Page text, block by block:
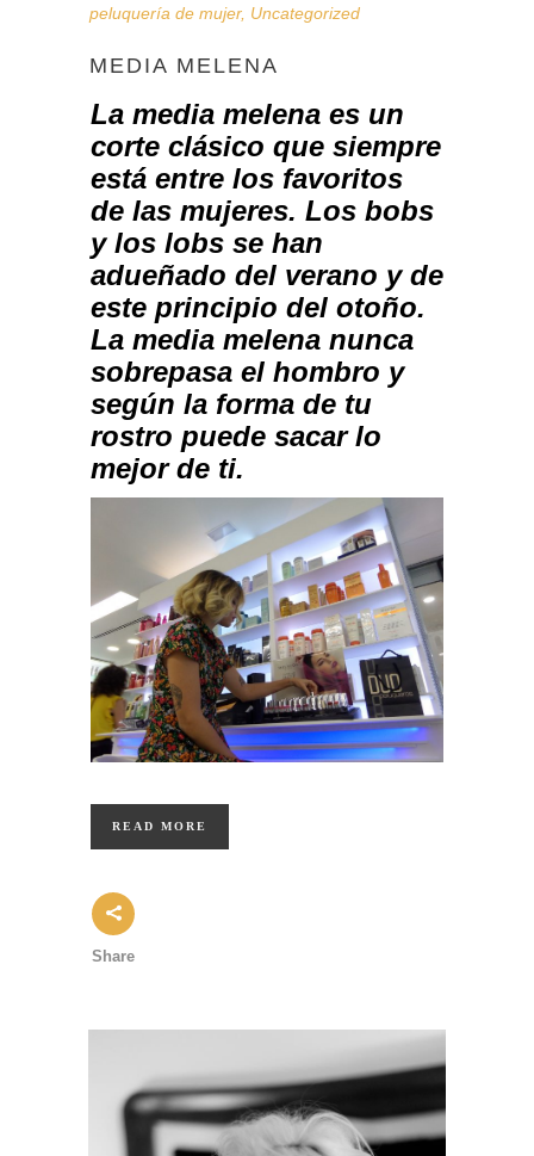
peluquería de mujer, Uncategorized
MEDIA MELENA
La media melena es un
corte clásico que siempre
está entre los favoritos
de las mujeres. Los bobs
y los lobs se han
adueñado del verano y de
este principio del otoño.
La media melena nunca
sobrepasa el hombro y
según la forma de tu
rostro puede sacar lo
mejor de ti.
READ MORE
Share